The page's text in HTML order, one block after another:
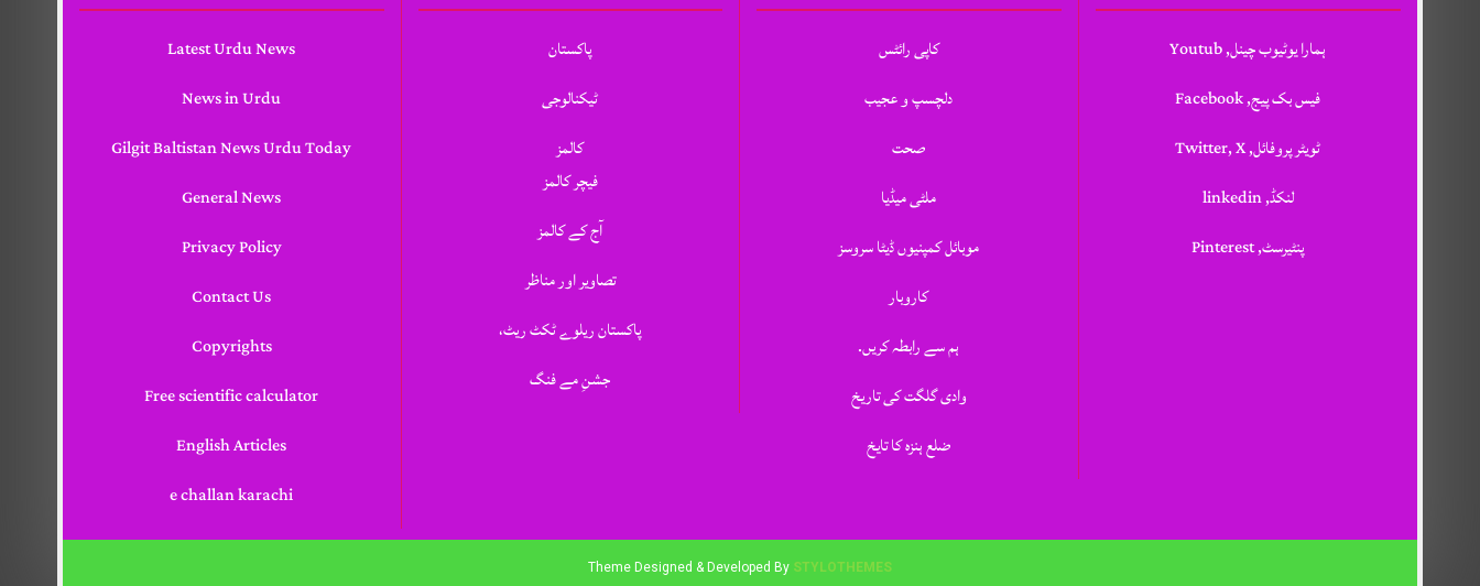
Latest Urdu News
News in Urdu
Gilgit Baltistan News Urdu Today
General News
Privacy Policy
Contact Us
Copyrights
Free scientific calculator
English Articles
e challan karachi
پاکستان
ٹیکنالوجی
کالمز
فیچر کالمز
آج کے کالمز
تصاویر اور مناظر
پاکستان ریلوے ٹکٹ ریٹ،
جشنِ مے فنگ
کاپی رائٹس
دلچسپ و عجیب
صحت
ملٹی میڈیا
موبائل کمپنیوں ڈیٹا سروسز
کاروبار
ہم سے رابطہ کریں.
وادی گلگت کی تاریخ
ضلع ہنزہ کا تایخ
ہمارا یوٹیوب چینل, Youtub
فیس بک پیج, Facebook
ٹویٹر پروفائل, Twitter, X
لنکڈ, linkedin
پنٹیرسٹ, Pinterest
Theme Designed & Developed By STYLOTHEMES